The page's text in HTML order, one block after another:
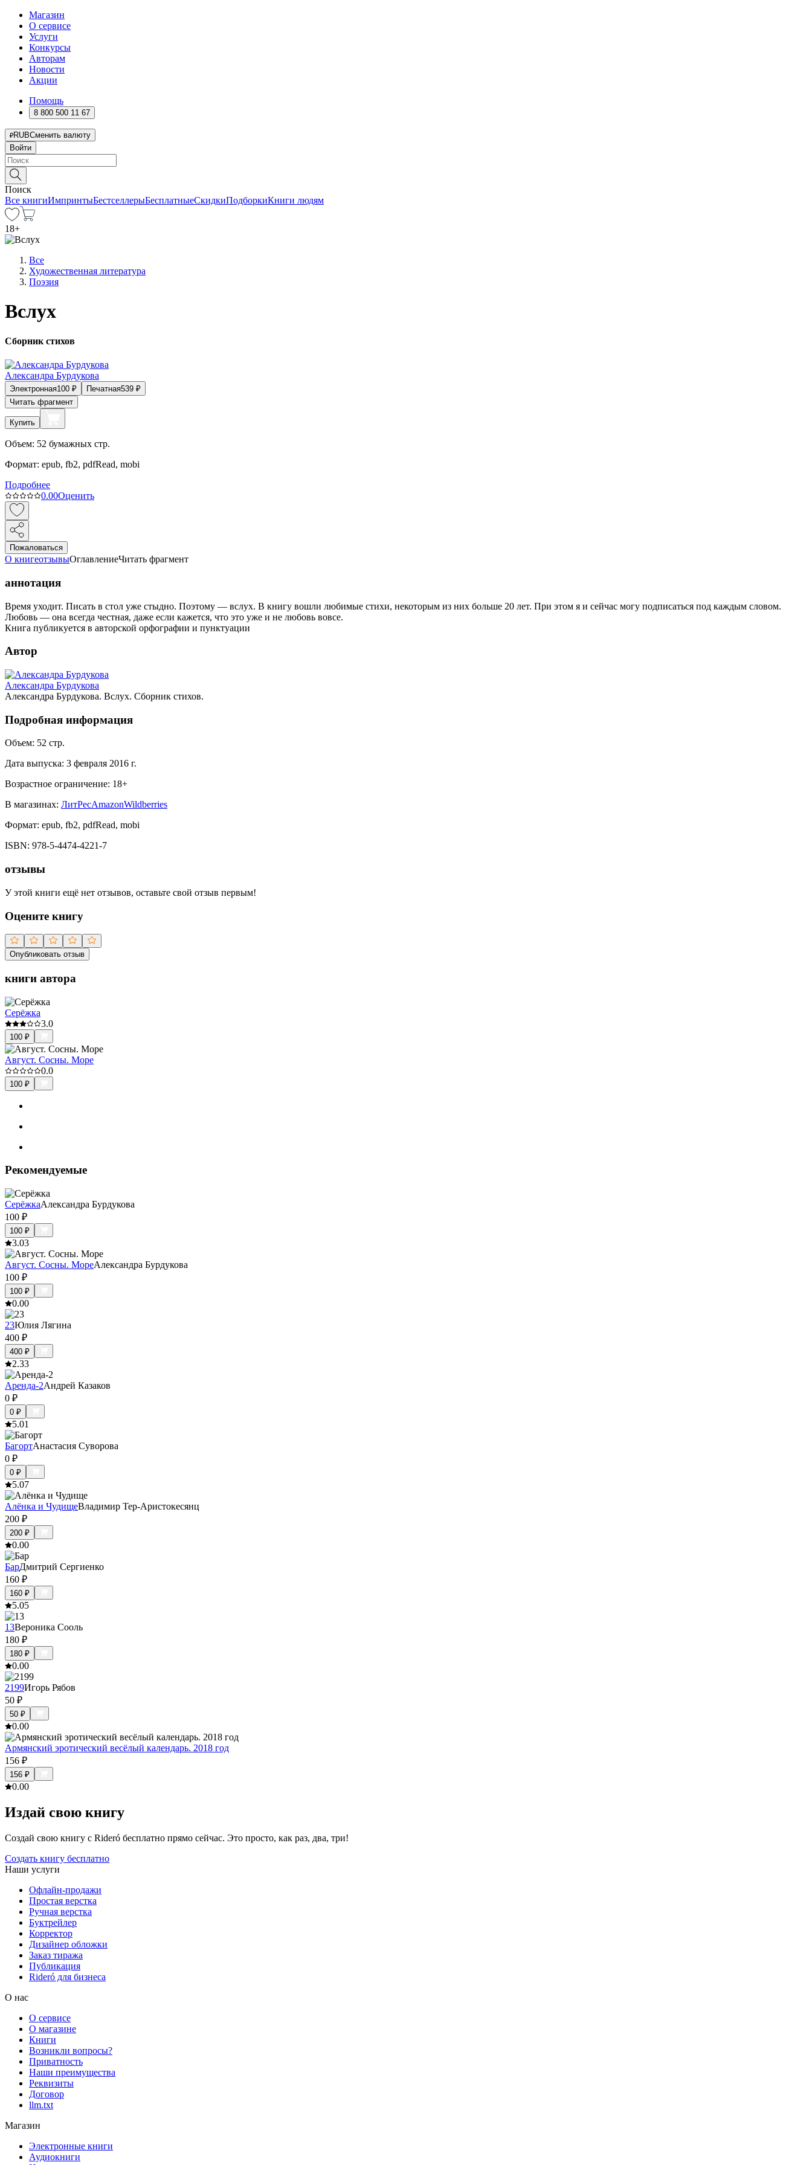
Магазин
О сервисе
Услуги
Конкурсы
Авторам
Новости
Акции
Помощь
8 800 500 11 67
RUBСменить валюту
Войти
Поиск
Все книгиИмпринтыБестселлерыБесплатныеСкидкиПодборкиКниги людям
18+
Все
Художественная литература
Поэзия
Вслух
Сборник стихов
Александра Бурдукова
Электронная100 ₽ Печатная539 ₽
Читать фрагмент
Купить
Объем: 52 бумажных стр.
Формат: epub, fb2, pdfRead, mobi
Подробнее
0.00Оценить
Пожаловаться
О книгеотзывыОглавлениеЧитать фрагмент
аннотация
Время уходит. Писать в стол уже стыдно. Поэтому — вслух. В книгу вошли любимые стихи, некоторым из них больше 20 лет. При этом я и сейчас могу подписаться под каждым словом.
Любовь — она всегда честная, даже если кажется, что это уже и не любовь вовсе.
Книга публикуется в авторской орфографии и пунктуации
Автор
Александра Бурдукова
Александра Бурдукова. Вслух. Сборник стихов.
Подробная информация
Объем: 52 стр.
Дата выпуска: 3 февраля 2016 г.
Возрастное ограничение: 18+
В магазинах: ЛитРесAmazonWildberries
Формат: epub, fb2, pdfRead, mobi
ISBN: 978-5-4474-4221-7
отзывы
У этой книги ещё нет отзывов, оставьте свой отзыв первым!
Оцените книгу
Опубликовать отзыв
книги автора
Серёжка
3.0
100 ₽
Август. Сосны. Море
0.0
100 ₽
Рекомендуемые
СерёжкаАлександра Бурдукова
100 ₽
100 ₽
3.03
Август. Сосны. МореАлександра Бурдукова
100 ₽
100 ₽
0.00
23Юлия Лягина
400 ₽
400 ₽
2.33
Аренда-2Андрей Казаков
0 ₽
0 ₽
5.01
БагортАнастасия Суворова
0 ₽
0 ₽
5.07
Алёнка и ЧудищеВладимир Тер-Аристокесянц
200 ₽
200 ₽
0.00
БарДмитрий Сергиенко
160 ₽
160 ₽
5.05
13Вероника Сооль
180 ₽
180 ₽
0.00
2199Игорь Рябов
50 ₽
50 ₽
0.00
Армянский эротический весёлый календарь. 2018 год
156 ₽
156 ₽
0.00
Издай свою книгу
Создай свою книгу с Rideró бесплатно прямо сейчас. Это просто, как раз, два, три!
Создать книгу бесплатно
Наши услуги
Офлайн-продажи
Простая верстка
Ручная верстка
Буктрейлер
Корректор
Дизайнер обложки
Заказ тиража
Публикация
Rideró для бизнеса
О нас
О сервисе
О магазине
Книги
Возникли вопросы?
Приватность
Наши преимущества
Реквизиты
Договор
llm.txt
Магазин
Электронные книги
Аудиокниги